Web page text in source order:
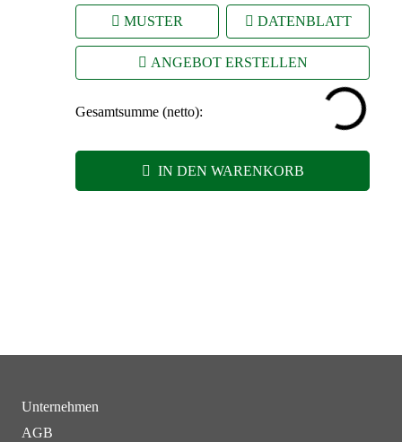
MUSTER DATENBLATT
ANGEBOT ERSTELLEN
Gesamtsumme (netto):
IN DEN WARENKORB
Unternehmen
AGB